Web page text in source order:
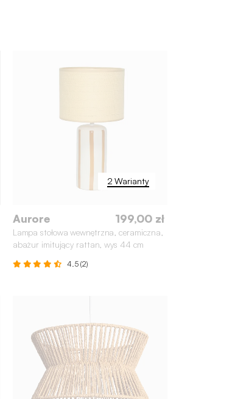
2 Warianty
Aurore 199,00 zł
Lampa stołowa wewnętrzna, ceramiczna,
abażur imitujący rattan, wys 44 cm
4.5 (2)